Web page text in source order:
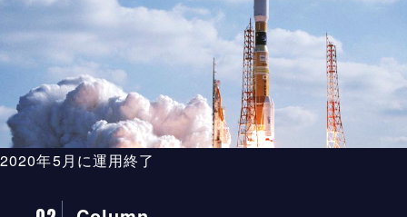
2020年5月に運用終了